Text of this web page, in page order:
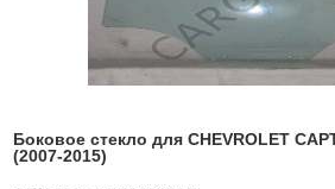
Боковое стекло для CHEVROLET
(2007-2015)